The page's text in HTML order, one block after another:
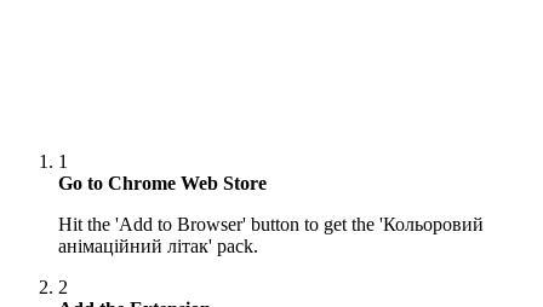
1
Go to Chrome Web Store
Hit the 'Add to Browser' button to get the 'Кольоровий
анімаційний літак' pack.
2